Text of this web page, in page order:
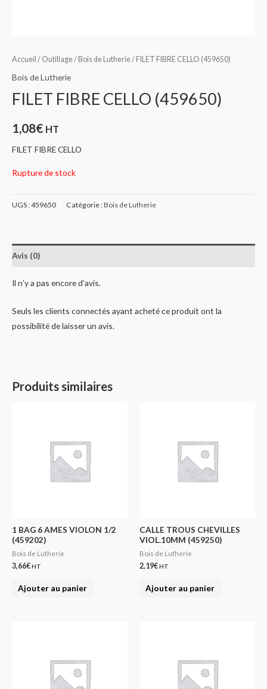
Accueil / Outillage/ Bois de Lutherie/ FILET FIBRE CELLO (459650)
Bois de Lutherie
FILET FIBRE CELLO (459650)
1,08€ HT
FILET FIBRE CELLO
Rupture de stock
UGS :459650 Catégorie :Bois de Lutherie
Avis (0)
Il n’y a pas encore d’avis.
Seuls les clients connectés ayant acheté ce produit ont la
possibilité de laisser un avis.
Produits similaires
1 BAG 6 AMES VIOLON 1/2
(459202)
Bois de Lutherie
3,66€HT
Ajouter au panier
CALLE TROUS CHEVILLES
VIOL.10MM (459250)
Bois de Lutherie
2,19€HT
Ajouter au panier